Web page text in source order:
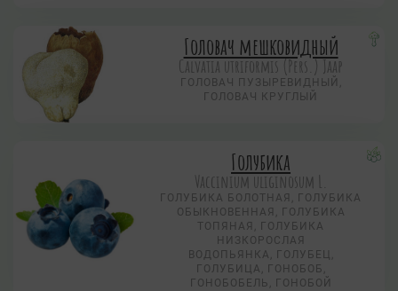
Головач мешковидный
Calvatia utriformis (Pers.) Jaap
ГОЛОВАЧ ПУЗЫРЕВИДНЫЙ,
ГОЛОВАЧ КРУГЛЫЙ
Голубика
Vaccinium uliginosum L.
ГОЛУБИКА БОЛОТНАЯ, ГОЛУБИКА
ОБЫКНОВЕННАЯ, ГОЛУБИКА
ТОПЯНАЯ, ГОЛУБИКА
НИЗКОРОСЛАЯ
ВОДОПЬЯНКА, ГОЛУБЕЦ,
ГОЛУБИЦА, ГОНОБОБ,
ГОНОБОБЕЛЬ, ГОНОБОЙ